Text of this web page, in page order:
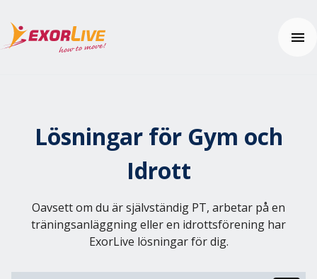
Regioner
Tilläggsprodukter och säkerhet
Resurser
Tema: Effektiv klinikvardag
Tema: Digital distansmonitorering
Tema: Enhetlig vårdupplevelse
Kom igång
Vanliga frågor (FAQ)
Hjälpcenter
Kontakta oss
Lösningar för Gym och
Idrott
Oavsett om du är självständig PT, arbetar på en
träningsanläggning eller en idrottsförening har
ExorLive lösningar för dig.